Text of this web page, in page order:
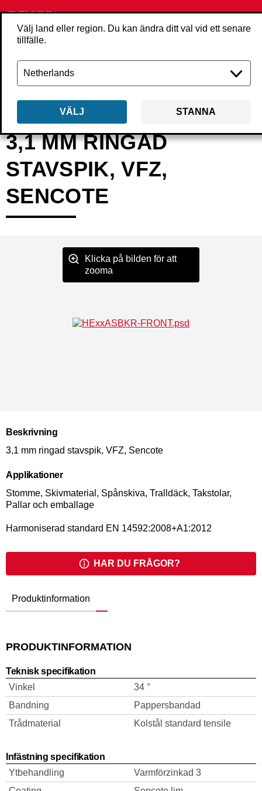
Välj land eller region. Du kan ändra ditt val vid ett senare
tillfälle.
VÄLJ STANNA
Tillbaka Produkter Infästning
3,1 MM RINGAD
STAVSPIK, VFZ,
SENCOTE
Klicka på bilden för att
zooma
Beskrivning
3,1 mm ringad stavspik, VFZ, Sencote
Applikationer
Stomme, Skivmaterial, Spånskiva, Tralldäck, Takstolar,
Pallar och emballage
Harmoniserad standard EN 14592:2008+A1:2012
HAR DU FRÅGOR?
Produktinformation
PRODUKTINFORMATION
Teknisk specifikation
Vinkel
34 °
Bandning
Pappersbandad
Trådmaterial
Kolstål standard tensile
Infästning specifikation
Ytbehandling
Varmförzinkad 3